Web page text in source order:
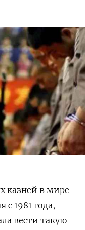
казней в мире
с 1981 года,
вести такую